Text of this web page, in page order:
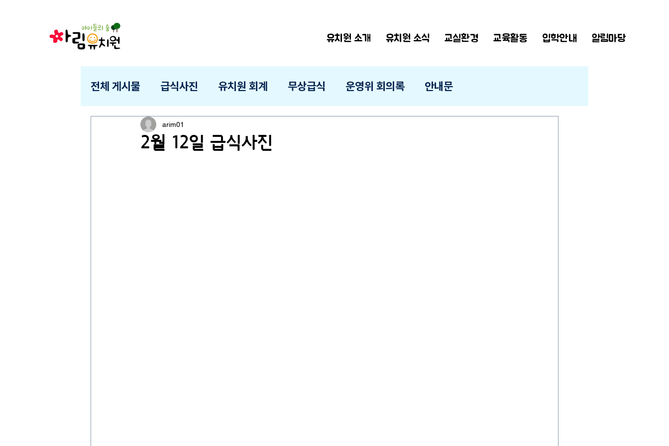
유치원 소개 유치원 소식 교실환경 교육활동 입학안내 알림마당
전체 게시물 급식사진 유치원 회계 무상급식 운영위 회의록 안내문
2월 12일 급식사진
arim01